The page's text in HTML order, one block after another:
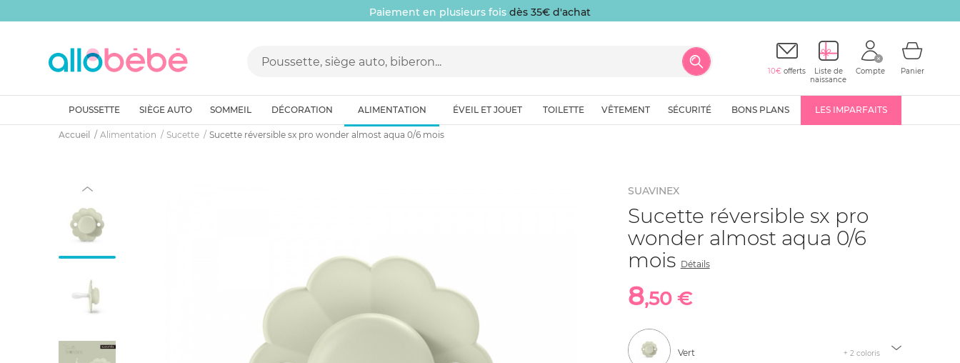
Paiement en plusieurs fois dès 35€ d'achat
10€ offerts
Liste de
naissance
Compte Panier
POUSSETTE SIÈGE AUTO SOMMEIL DÉCORATION ALIMENTATION ÉVEIL ET JOUET TOILETTE VÊTEMENT SÉCURITÉ BONS PLANS LES IMPARFAITS
Accueil Alimentation Sucette Sucette réversible sx pro wonder almost aqua 0/6 mois
SUAVINEX
Sucette réversible sx pro
wonder almost aqua 0/6
mois Détails
8,50 €
Vert + 2 coloris